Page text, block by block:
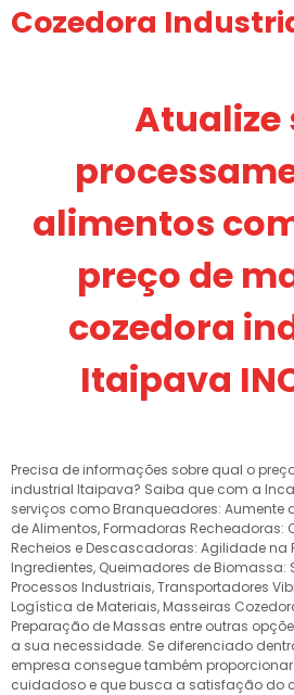
Cozedora
Atualize
alimentos
preço de
cozedora
Itaipava
Precisa de informações sobre qual o
industrial Itaipava? Saiba que com a
serviços como Branqueadores: Aumente
de Alimentos, Formadoras Recheadoras:
Recheios e Descascadoras: Agilidade na
Ingredientes, Queimadores de
Processos Industriais, Transportadores
Logística de Materiais, Masseiras
Preparação de Massas entre outras
a sua necessidade. Se diferenciado
empresa consegue também
cuidadoso e que busca a satisfação do